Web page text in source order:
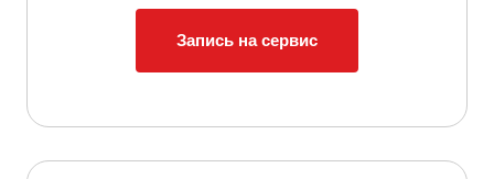
Запись на сервис